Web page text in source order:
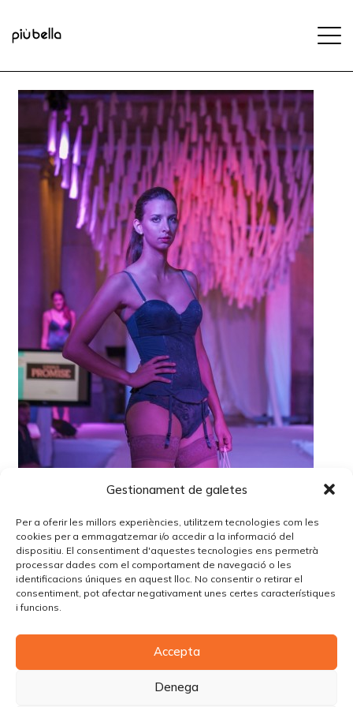
Gestionament de galetes
Per a oferir les millors experiències, utilitzem tecnologies com les
cookies per a emmagatzemar i/o accedir a la informació del
dispositiu. El consentiment d'aquestes tecnologies ens permetrà
processar dades com el comportament de navegació o les
identificacions úniques en aquest lloc. No consentir o retirar el
consentiment, pot afectar negativament unes certes característiques
i funcions.
Accepta
Denega
Lo siento, debes estarconectadopara publicar un
comentario.
© Copyright Piùbella Models Agency
Designed ByCreative Corner Agency
Política de cookies